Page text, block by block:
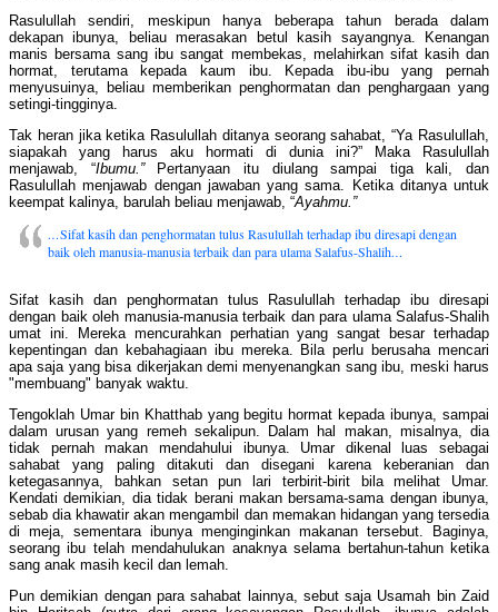
Rasulullah sendiri, meskipun hanya beberapa tahun berada dalam
dekapan ibunya, beliau merasakan betul kasih sayangnya. Kenangan
manis bersama sang ibu sangat membekas, melahirkan sifat kasih dan
hormat, terutama kepada kaum ibu. Kepada ibu-ibu yang pernah
menyusuinya, beliau memberikan penghormatan dan penghargaan yang
setingi-tingginya.
Tak heran jika ketika Rasulullah ditanya seorang sahabat, “Ya Rasulullah,
siapakah yang harus aku hormati di dunia ini?” Maka Rasulullah
menjawab, “Ibumu.”Pertanyaan itu diulang sampai tiga kali, dan
Rasulullah menjawab dengan jawaban yang sama. Ketika ditanya untuk
keempat kalinya, barulah beliau menjawab, “Ayahmu.”
…Sifat kasih dan penghormatan tulus Rasulullah terhadap ibu diresapi dengan
baik oleh manusia-manusia terbaik dan para ulama Salafus-Shalih…
Sifat kasih dan penghormatan tulus Rasulullah terhadap ibu diresapi
dengan baik oleh manusia-manusia terbaik dan para ulama Salafus-Shalih
umat ini. Mereka mencurahkan perhatian yang sangat besar terhadap
kepentingan dan kebahagiaan ibu mereka. Bila perlu berusaha mencari
apa saja yang bisa dikerjakan demi menyenangkan sang ibu, meski harus
"membuang" banyak waktu.
Tengoklah Umar bin Khatthab yang begitu hormat kepada ibunya, sampai
dalam urusan yang remeh sekalipun. Dalam hal makan, misalnya, dia
tidak pernah makan mendahului ibunya. Umar dikenal luas sebagai
sahabat yang paling ditakuti dan disegani karena keberanian dan
ketegasannya, bahkan setan pun lari terbirit-birit bila melihat Umar.
Kendati demikian, dia tidak berani makan bersama-sama dengan ibunya,
sebab dia khawatir akan mengambil dan memakan hidangan yang tersedia
di meja, sementara ibunya menginginkan makanan tersebut. Baginya,
seorang ibu telah mendahulukan anaknya selama bertahun-tahun ketika
sang anak masih kecil dan lemah.
Pun demikian dengan para sahabat lainnya, sebut saja Usamah bin Zaid